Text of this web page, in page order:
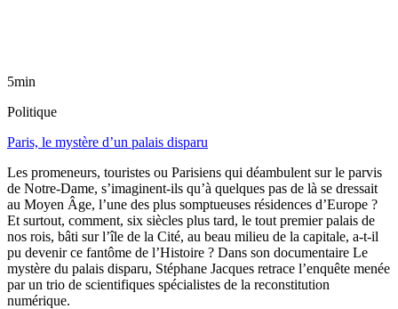
5min
Politique
Paris, le mystère d’un palais disparu
Les promeneurs, touristes ou Parisiens qui déambulent sur le parvis
de Notre-Dame, s’imaginent-ils qu’à quelques pas de là se dressait
au Moyen Âge, l’une des plus somptueuses résidences d’Europe ?
Et surtout, comment, six siècles plus tard, le tout premier palais de
nos rois, bâti sur l’île de la Cité, au beau milieu de la capitale, a-t-il
pu devenir ce fantôme de l’Histoire ? Dans son documentaire Le
mystère du palais disparu, Stéphane Jacques retrace l’enquête menée
par un trio de scientifiques spécialistes de la reconstitution
numérique.